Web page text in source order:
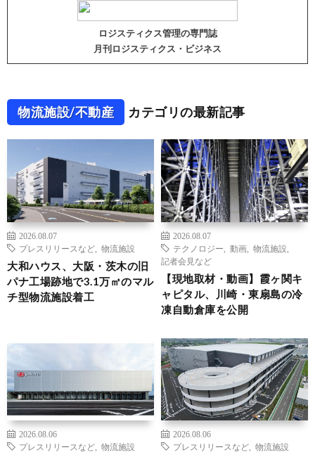
ロジスティクス管理の専門誌
月刊ロジスティクス・ビジネス
物流施設/不動産 カテゴリの最新記事
2026.08.07
プレスリリースなど
物流施設
大和ハウス、大阪・茨木の旧
パナ工場跡地で3.1万㎡のマル
チ型物流施設着工
2026.08.07
テクノロジー
動画 物流施設
記者会見など
【現地取材・動画】霞ヶ関キ
ャピタル、川崎・東扇島の冷
凍自動倉庫を公開
2026.08.06
プレスリリースなど
物流施設
2026.08.06
プレスリリースなど
物流施設